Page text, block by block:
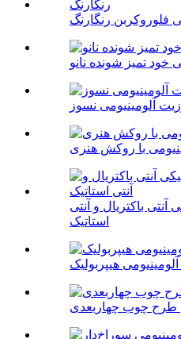
فلوروکربن رنگارنگ
خود تمیز شونده نانو
با روکش هنری
باکتریال و آنتی
استاتیک
هیپربولیک
طرح چوب چهاربعدی